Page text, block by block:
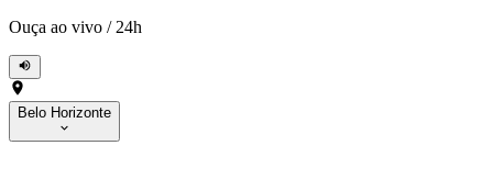
Ouça ao vivo / 24h
Belo Horizonte